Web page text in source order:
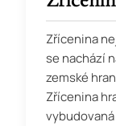
Zřícenina
se nachází
zemské
Zřícenina